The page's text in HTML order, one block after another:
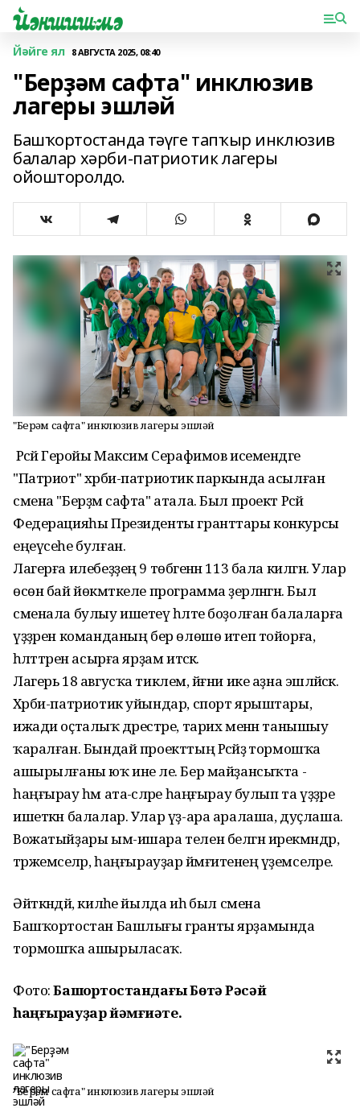
Йәйге ял 8 АВГУСТА 2025, 08:40
"Берҙәм сафта" инклюзив
лагеры эшләй
Башҡортостанда тәүге тапҡыр инклюзив
балалар хәрби-патриотик лагеры
ойошторолдо.
"Берҙәм сафта" инклюзив лагеры эшләй
Рәсәй Геройы Максим Серафимов исемендәге
"Патриот" хәрби-патриотик паркында асылған
смена "Берҙәм сафта" атала. Был проект Рәсәй
Федерацияһы Президенты гранттары конкурсы
еңеүсеһе булған.
Лагерға илебеҙҙең 9 төбәгенән 113 бала килгән. Улар
өсөн бай йөкмәткеле программа әҙерләнгән. Был
сменала булыу ишетеү һәләте боҙолған балаларға
үҙҙәрен команданың бер өлөшө итеп тойорға,
һәләттәрен асырға ярҙам итәсәк.
Лагерь 18 авгусҡа тиклем, йәғни ике аҙна эшләйәсәк.
Хәрби-патриотик уйындар, спорт ярыштары,
ижади оҫталыҡ дәрестәре, тарих менән танышыу
ҡаралған. Бындай проекттың Рәсәйҙә тормошҡа
ашырылғаны юҡ ине әле. Бер майҙансыҡта -
һаңғырау һәм ата-әсәләре һаңғырау булып та үҙҙәре
ишеткән балалар. Улар үҙ-ара аралаша, дуҫлаша.
Вожатыйҙары ым-ишара телен белгән ирекмәндәр,
тәржемәселәр, һаңғырауҙар йәмғиәтенең әүҙемселәре.
Әйткәндәй, киләһе йылда иһә был смена
Башҡортостан Башлығы гранты ярҙамында
тормошҡа ашырыласаҡ.
Фото:Башҡортостандағы Бөтә Рәсәй
һаңғырауҙар йәмғиәте.
"Берҙәм сафта" инклюзив лагеры эшләй